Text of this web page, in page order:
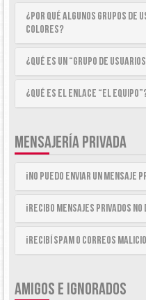
¿Por qué algunos Grupos de
colores?
¿Qué es un “Grupo de
¿Qué es el enlace “El
MENSAJERÍA PRIVADA
¡No puedo enviar un mensaje
¡Recibo mensajes privados
¡Recibí spam o correos
AMIGOS E IGNORADOS